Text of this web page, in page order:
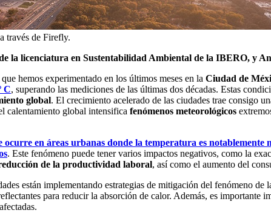
través de Firefly.
la licenciatura en Sustentabilidad Ambiental de la IBERO, y
que hemos experimentado en los últimos meses en la Ciudad de
C, superando las mediciones de las últimas dos décadas. Estas
global. El crecimiento acelerado de las ciudades trae consigo
calentamiento global intensifica fenómenos meteorológicos
ocurre en áreas urbanas donde la temperatura es
. Este fenómeno puede tener varios impactos negativos, como la
de la productividad laboral, así como el aumento del
están implementando estrategias de mitigación del fenómeno
para reducir la absorción de calor. Además, es